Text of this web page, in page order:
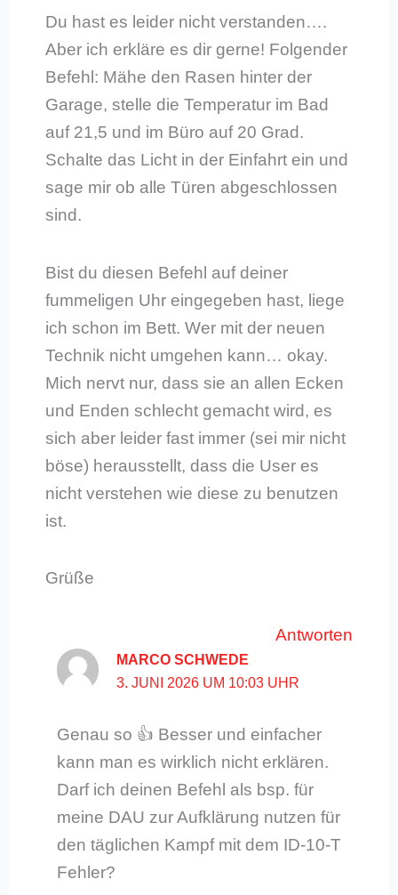
Du hast es leider nicht verstanden….
Aber ich erkläre es dir gerne! Folgender
Befehl: Mähe den Rasen hinter der
Garage, stelle die Temperatur im Bad
auf 21,5 und im Büro auf 20 Grad.
Schalte das Licht in der Einfahrt ein und
sage mir ob alle Türen abgeschlossen
sind.
Bist du diesen Befehl auf deiner
fummeligen Uhr eingegeben hast, liege
ich schon im Bett. Wer mit der neuen
Technik nicht umgehen kann… okay.
Mich nervt nur, dass sie an allen Ecken
und Enden schlecht gemacht wird, es
sich aber leider fast immer (sei mir nicht
böse) herausstellt, dass die User es
nicht verstehen wie diese zu benutzen
ist.
Grüße
Antworten
MARCO SCHWEDE
3. JUNI 2026 UM 10:03 UHR
Genau so 👍 Besser und einfacher
kann man es wirklich nicht erklären.
Darf ich deinen Befehl als bsp. für
meine DAU zur Aufklärung nutzen für
den täglichen Kampf mit dem ID-10-T
Fehler?